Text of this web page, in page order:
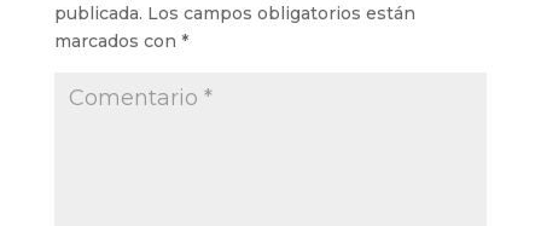
publicada. Los campos obligatorios están
marcados con *